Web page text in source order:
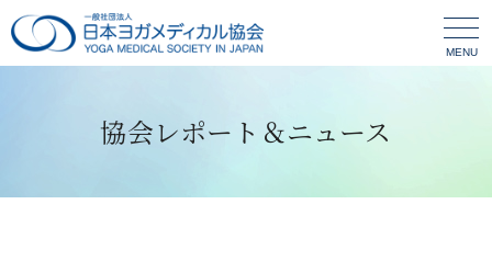
MENU
協会レポート＆ニュース